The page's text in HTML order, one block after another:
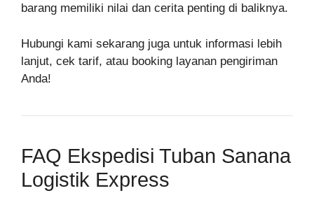
barang memiliki nilai dan cerita penting di baliknya.
Hubungi kami sekarang juga untuk informasi lebih
lanjut, cek tarif, atau booking layanan pengiriman
Anda!
FAQ Ekspedisi Tuban Sanana
Logistik Express